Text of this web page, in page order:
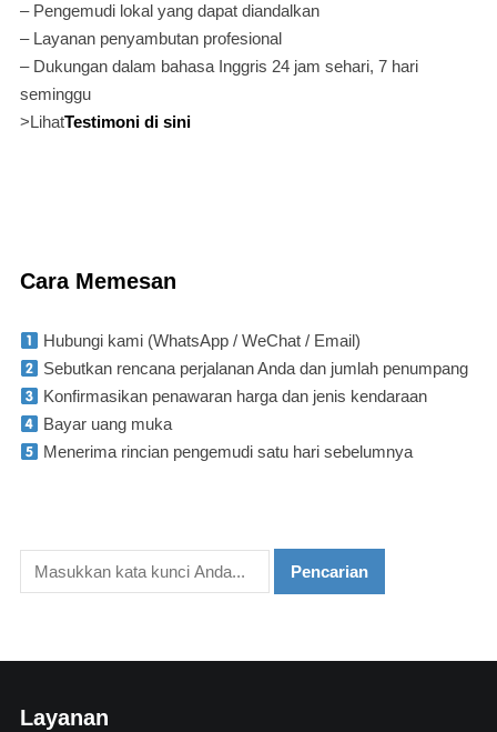
– Pengemudi lokal yang dapat diandalkan
– Layanan penyambutan profesional
– Dukungan dalam bahasa Inggris 24 jam sehari, 7 hari
seminggu
>LihatTestimoni di sini
Cara Memesan
Hubungi kami (WhatsApp / WeChat / Email)
Sebutkan rencana perjalanan Anda dan jumlah penumpang
Konfirmasikan penawaran harga dan jenis kendaraan
Bayar uang muka
Menerima rincian pengemudi satu hari sebelumnya
Layanan